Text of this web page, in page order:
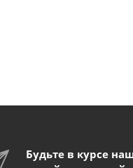
Будьте в курсе